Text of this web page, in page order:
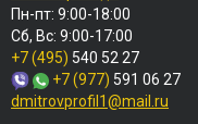
Пн-пт: 9:00-18:00
Сб, Вс: 9:00-17:00
+7 (495) 540 52 27
+7 (977) 591 06 27
dmitrovprofil1@mail.ru